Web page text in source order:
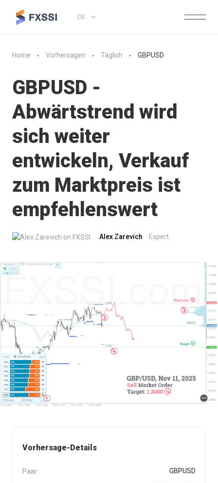
DE
Home Vorhersagen Täglich GBPUSD
GBPUSD -
Abwärtstrend wird
sich weiter
entwickeln, Verkauf
zum Marktpreis ist
empfehlenswert
Alex Zarevich Expert
Vorhersage-Details
Paar GBPUSD